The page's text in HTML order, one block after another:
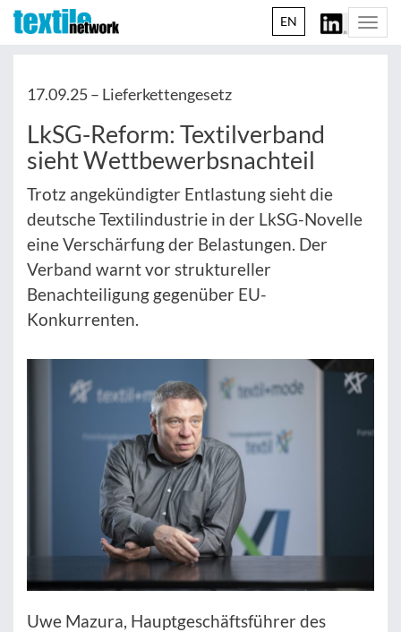
EN
17.09.25 – Lieferkettengesetz
LkSG-Reform: Textilverband
sieht Wettbewerbsnachteil
Trotz angekündigter Entlastung sieht die
deutsche Textilindustrie in der LkSG-Novelle
eine Verschärfung der Belastungen. Der
Verband warnt vor struktureller
Benachteiligung gegenüber EU-
Konkurrenten.
Uwe Mazura, Hauptgeschäftsführer des